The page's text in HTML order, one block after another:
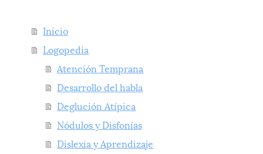
Inicio
Logopedia
Atención Temprana
Desarrollo del habla
Deglución Atípica
Nódulos y Disfonías
Dislexia y Aprendizaje